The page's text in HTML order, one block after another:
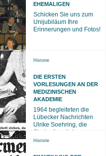
EHEMALIGEN
Schicken Sie uns zum
Unijubiläum Ihre
Erinnerungen und Fotos!
Historie
DIE ERSTEN
VORLESUNGEN AN DER
MEDIZINISCHEN
AKADEMIE
1964 begleiteten die
Lübecker Nachrichten
Ulrike Soehring, die
Studentin mit der
Immatrikulationsnummer
Historie